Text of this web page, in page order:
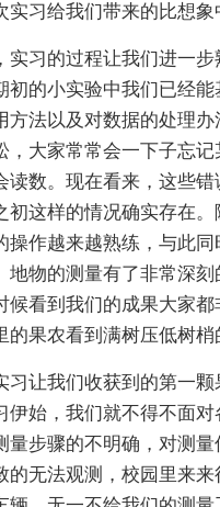
实习给我们带来的比想象
习的过程让我们进一步
初的小实验中我们已经
方法以及对数据的处理
，大家常常会一下子忘
读数。现在看来，这些错
初这样的情况确实存在
操作越来越熟练，与此
地物的测量有了非常深
候看到我们的成果大家
的果农看到满树压低树梢
让我们收获到的第一颗
伊始，我们就不得不面对
量步骤的不明确，对测
的无法观测，校园里来来